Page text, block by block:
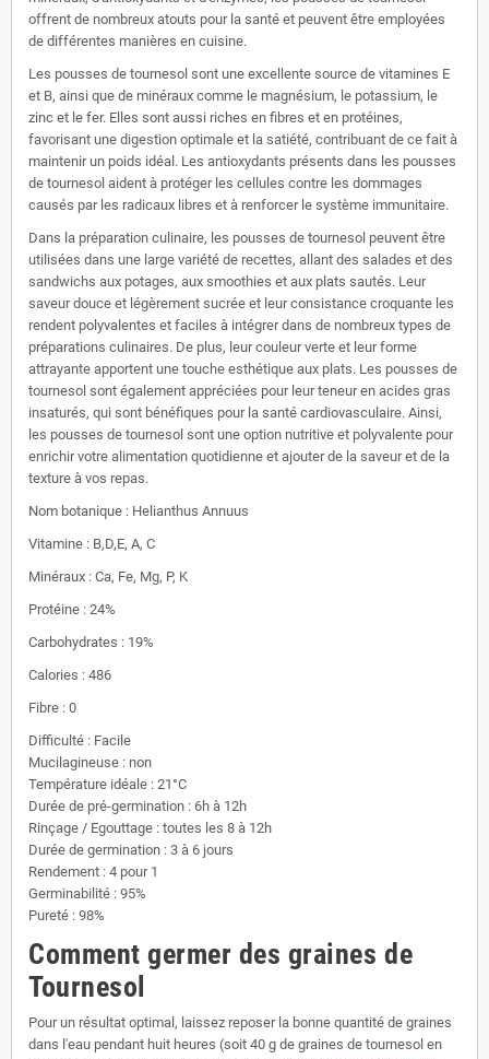
offrent de nombreux atouts pour la santé et peuvent être employées
de différentes manières en cuisine.
Les pousses de tournesol sont une excellente source de vitamines E
et B, ainsi que de minéraux comme le magnésium, le potassium, le
zinc et le fer. Elles sont aussi riches en fibres et en protéines,
favorisant une digestion optimale et la satiété, contribuant de ce fait à
maintenir un poids idéal. Les antioxydants présents dans les pousses
de tournesol aident à protéger les cellules contre les dommages
causés par les radicaux libres et à renforcer le système immunitaire.
Dans la préparation culinaire, les pousses de tournesol peuvent être
utilisées dans une large variété de recettes, allant des salades et des
sandwichs aux potages, aux smoothies et aux plats sautés. Leur
saveur douce et légèrement sucrée et leur consistance croquante les
rendent polyvalentes et faciles à intégrer dans de nombreux types de
préparations culinaires. De plus, leur couleur verte et leur forme
attrayante apportent une touche esthétique aux plats. Les pousses de
tournesol sont également appréciées pour leur teneur en acides gras
insaturés, qui sont bénéfiques pour la santé cardiovasculaire. Ainsi,
les pousses de tournesol sont une option nutritive et polyvalente pour
enrichir votre alimentation quotidienne et ajouter de la saveur et de la
texture à vos repas.
Nom botanique : Helianthus Annuus
Vitamine : B,D,E, A, C
Minéraux : Ca, Fe, Mg, P, K
Protéine : 24%
Carbohydrates : 19%
Calories : 486
Fibre : 0
Difficulté : Facile
Mucilagineuse : non
Température idéale : 21°C
Durée de pré-germination : 6h à 12h
Rinçage / Egouttage : toutes les 8 à 12h
Durée de germination : 3 à 6 jours
Rendement : 4 pour 1
Germinabilité : 95%
Pureté : 98%
Comment germer des graines de
Tournesol
Pour un résultat optimal, laissez reposer la bonne quantité de graines
dans l'eau pendant huit heures (soit 40 g de graines de tournesol en